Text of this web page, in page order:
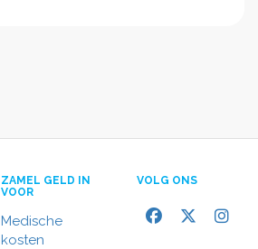
ZAMEL GELD IN
VOOR
Medische
kosten
VOLG ONS